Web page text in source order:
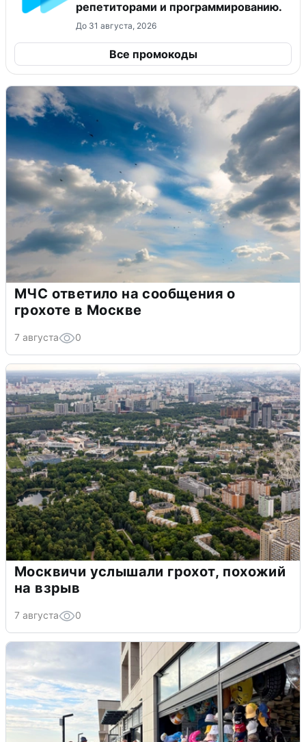
репетиторами и программированию.
До 31 августа, 2026
Все промокоды
МЧС ответило на сообщения о
грохоте в Москве
7 августа 0
Москвичи услышали грохот, похожий
на взрыв
7 августа 0